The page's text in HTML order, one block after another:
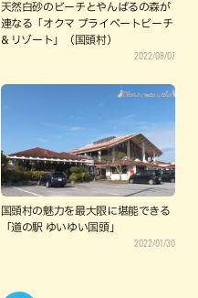
天然白砂のビーチとやんばるの森が
連なる「オクマ プライベートビーチ
& リゾート」（国頭村）
2022/08/07
国頭村の魅力を最大限に堪能できる
「道の駅 ゆいゆい国頭」
2022/01/30